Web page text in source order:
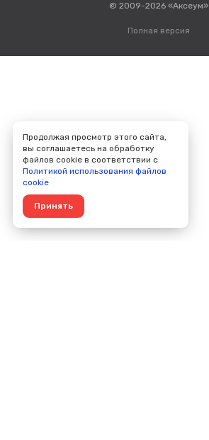
© 2009-2026 «Аксеум»
Полная версия
Продолжая просмотр этого сайта,
вы соглашаетесь на обработку
файлов cookie в соответствии с
Политикой использования файлов
cookie
Принять